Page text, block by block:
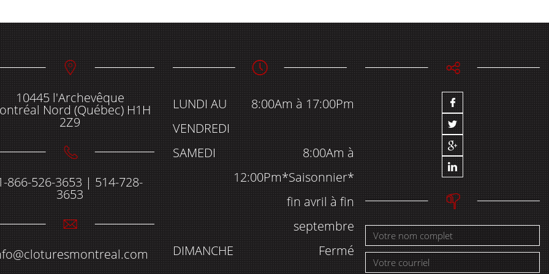
10445 l'Archevêque
Nord (Québec) H1H
2Z9
866-526-3653 | 514-728-
3653
LUNDI AU
VENDREDI
8:00Am à 17:00Pm
SAMEDI
8:00Am à
12:00Pm*Saisonnier*
fin avril à fin
septembre
DIMANCHE
Fermé